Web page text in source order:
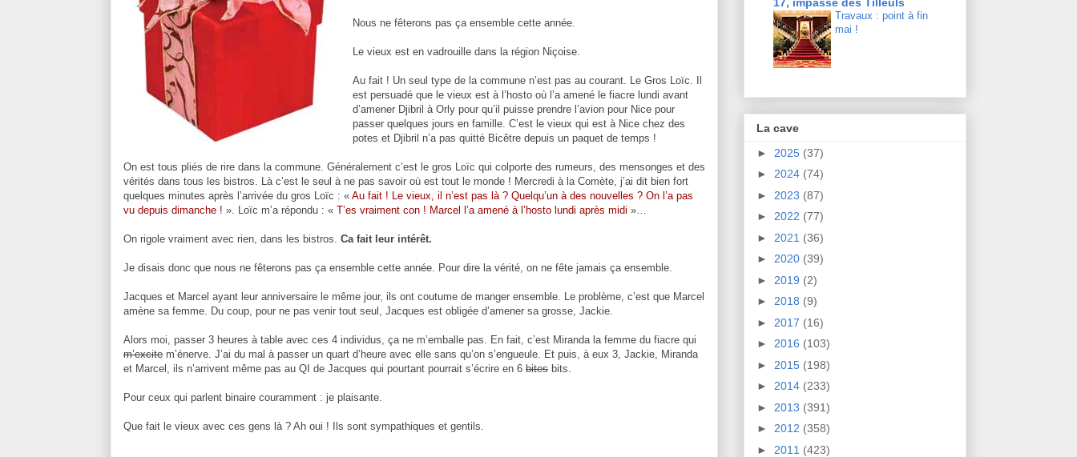
Nous ne fêterons pas ça ensemble cette année.
Le vieux est en vadrouille dans la région Niçoise.
Au fait ! Un seul type de la commune n’est pas au courant. Le Gros Loïc. Il
est persuadé que le vieux est à l’hosto où l’a amené le fiacre lundi avant
d’amener Djibril à Orly pour qu’il puisse prendre l’avion pour Nice pour
passer quelques jours en famille. C’est le vieux qui est à Nice chez des
potes et Djibril n’a pas quitté Bicêtre depuis un paquet de temps !
On est tous pliés de rire dans la commune. Généralement c’est le gros Loïc qui colporte des rumeurs, des mensonges et des
vérités dans tous les bistros. Là c’est le seul à ne pas savoir où est tout le monde ! Mercredi à la Comète, j’ai dit bien fort
quelques minutes après l’arrivée du gros Loïc : « Au fait ! Le vieux, il n’est pas là ? Quelqu’un à des nouvelles ? On l’a pas
vu depuis dimanche ! ». Loïc m’a répondu : « T’es vraiment con ! Marcel l’a amené à l’hosto lundi après midi »…
On rigole vraiment avec rien, dans les bistros. Ca fait leur intérêt.
Je disais donc que nous ne fêterons pas ça ensemble cette année. Pour dire la vérité, on ne fête jamais ça ensemble.
Jacques et Marcel ayant leur anniversaire le même jour, ils ont coutume de manger ensemble. Le problème, c’est que Marcel
amène sa femme. Du coup, pour ne pas venir tout seul, Jacques est obligée d’amener sa grosse, Jackie.
Alors moi, passer 3 heures à table avec ces 4 individus, ça ne m’emballe pas. En fait, c’est Miranda la femme du fiacre qui
m’excite m’énerve. J’ai du mal à passer un quart d’heure avec elle sans qu’on s’engueule. Et puis, à eux 3, Jackie, Miranda
et Marcel, ils n’arrivent même pas au QI de Jacques qui pourtant pourrait s’écrire en 6 bites bits.
Pour ceux qui parlent binaire couramment : je plaisante.
Que fait le vieux avec ces gens là ? Ah oui ! Ils sont sympathiques et gentils.
Travaux : point à fin
mai !
La cave
► 2025 (37)
► 2024 (74)
► 2023 (87)
► 2022 (77)
► 2021 (36)
► 2020 (39)
► 2019 (2)
► 2018 (9)
► 2017 (16)
► 2016 (103)
► 2015 (198)
► 2014 (233)
► 2013 (391)
► 2012 (358)
► 2011 (423)